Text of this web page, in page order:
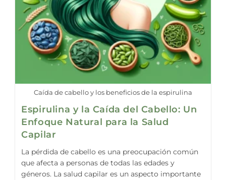
Caída de cabello y los beneficios de la espirulina
Espirulina y la Caída del Cabello: Un
Enfoque Natural para la Salud
Capilar
La pérdida de cabello es una preocupación común
que afecta a personas de todas las edades y
géneros. La salud capilar es un aspecto importante